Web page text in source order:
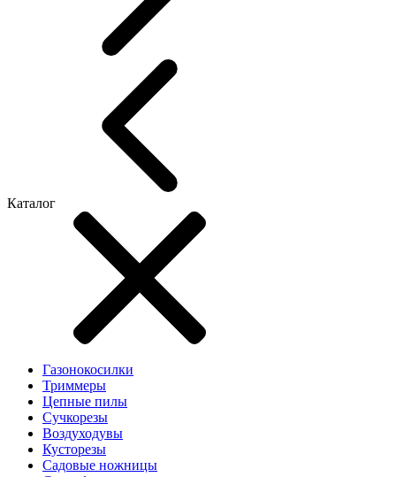
Каталог
Газонокосилки
Триммеры
Цепные пилы
Cучкорезы
Воздуходувы
Кусторезы
Садовые ножницы